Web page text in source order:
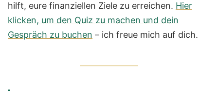
hilft, eure finanziellen Ziele zu erreichen. Hier
klicken, um den Quiz zu machen und dein
Gespräch zu buchen – ich freue mich auf dich.